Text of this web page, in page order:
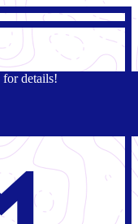
for details!